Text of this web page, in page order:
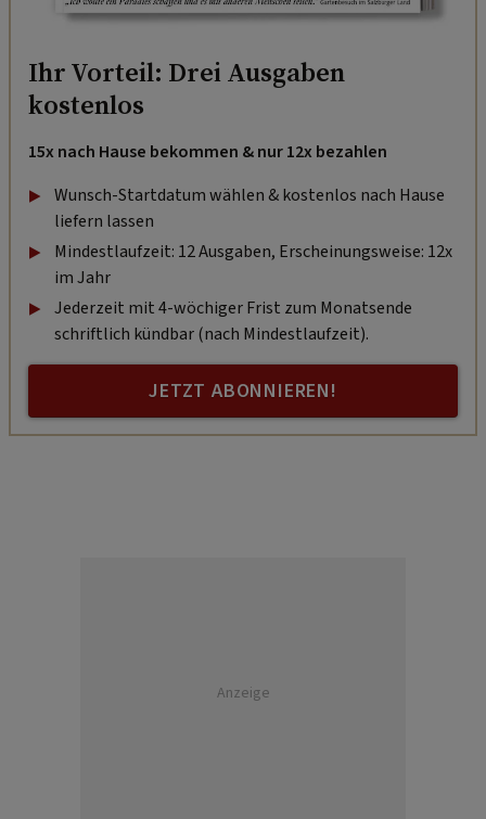
Ihr Vorteil: Drei Ausgaben
kostenlos
15x nach Hause bekommen & nur 12x bezahlen
Wunsch-Startdatum wählen & kostenlos nach Hause
liefern lassen
Mindestlaufzeit: 12 Ausgaben, Erscheinungsweise: 12x
im Jahr
Jederzeit mit 4-wöchiger Frist zum Monatsende
schriftlich kündbar (nach Mindestlaufzeit).
JETZT ABONNIEREN!
Anzeige